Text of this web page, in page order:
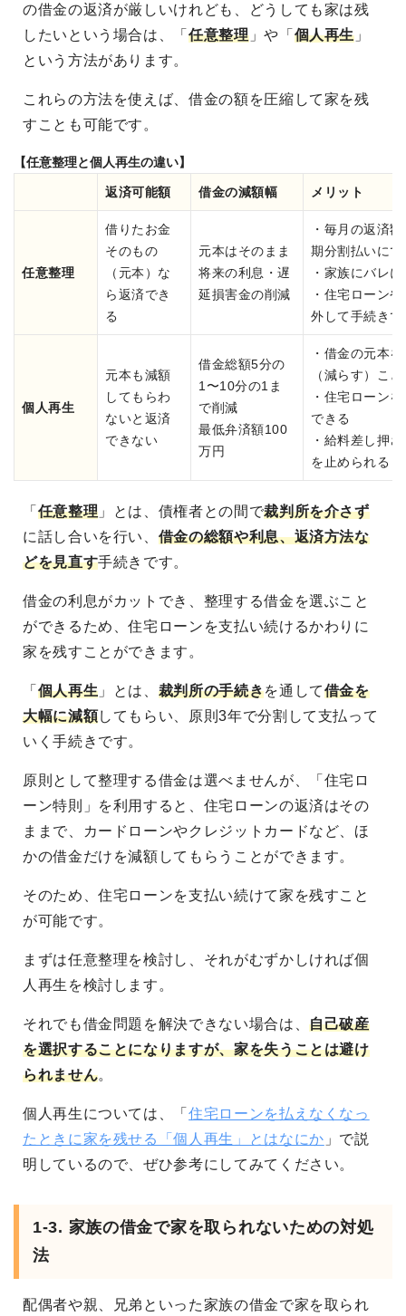
の借金の返済が厳しいけれども、どうしても家は残
したいという場合は、「任意整理」や「 個人再生 」
という方法があります。
これらの方法を使えば、借金の額を圧縮して家を残
すことも可能です。
【任意整理と個人再生の違い】
返済可能額 借金の減額幅 メリット
任意整理
借りたお金
そのもの
（元本）な
ら返済でき
る
元本はそのまま
将来の利息・遅
延損害金の削減
・毎月の返済
期分割払いに
・家族にバレ
・住宅ローン
外して手続きで
個人再生
元本も減額
してもらわ
ないと返済
できない
借金総額5分の
1〜10分の1ま
で削減
最低弁済額100
万円
・借金の元本
（減らす）こ
・住宅ローン
できる
・給料差し押
を止められる
「 任意整理 」とは、債権者との間で裁判所を介さず
に話し合いを行い、 借金の総額や利息、返済方法な
どを見直す手続きです。
借金の利息がカットでき、整理する借金を選ぶこと
ができるため、住宅ローンを支払い続けるかわりに
家を残すことができます。
「 個人再生 」とは、 裁判所の手続きを通して借金を
大幅に減額してもらい、原則3年で分割して支払って
いく手続きです。
原則として整理する借金は選べませんが、「住宅ロ
ーン特則」を利用すると、住宅ローンの返済はその
ままで、カードローンやクレジットカードなど、ほ
かの借金だけを減額してもらうことができます。
そのため、住宅ローンを支払い続けて家を残すこと
が可能です。
まずは任意整理を検討し、それがむずかしければ個
人再生を検討します。
それでも借金問題を解決できない場合は、自己破産
を選択することになりますが、家を失うことは避け
られません。
個人再生については、「住宅ローンを払えなくなっ
たときに家を残せる「個人再生」とはなにか 」で説
明しているので、ぜひ参考にしてみてください。
1-3. 家族の借金で家を取られないための対処
法
配偶者や親、兄弟といった家族の借金で家を取られ